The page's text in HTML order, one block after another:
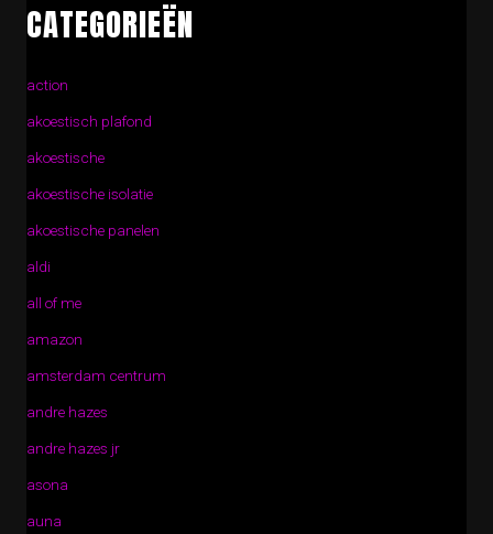
CATEGORIEËN
action
akoestisch plafond
akoestische
akoestische isolatie
akoestische panelen
aldi
all of me
amazon
amsterdam centrum
andre hazes
andre hazes jr
asona
auna